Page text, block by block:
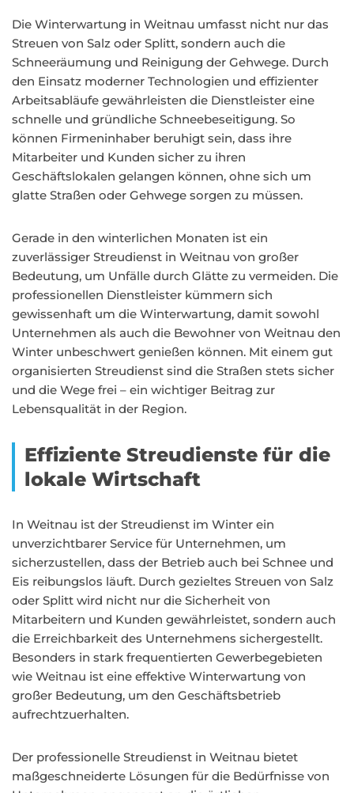
Die Winterwartung in Weitnau umfasst nicht nur das
Streuen von Salz oder Splitt, sondern auch die
Schneeräumung und Reinigung der Gehwege. Durch
den Einsatz moderner Technologien und effizienter
Arbeitsabläufe gewährleisten die Dienstleister eine
schnelle und gründliche Schneebeseitigung. So
können Firmeninhaber beruhigt sein, dass ihre
Mitarbeiter und Kunden sicher zu ihren
Geschäftslokalen gelangen können, ohne sich um
glatte Straßen oder Gehwege sorgen zu müssen.
Gerade in den winterlichen Monaten ist ein
zuverlässiger Streudienst in Weitnau von großer
Bedeutung, um Unfälle durch Glätte zu vermeiden. Die
professionellen Dienstleister kümmern sich
gewissenhaft um die Winterwartung, damit sowohl
Unternehmen als auch die Bewohner von Weitnau den
Winter unbeschwert genießen können. Mit einem gut
organisierten Streudienst sind die Straßen stets sicher
und die Wege frei – ein wichtiger Beitrag zur
Lebensqualität in der Region.
Effiziente Streudienste für die
lokale Wirtschaft
In Weitnau ist der Streudienst im Winter ein
unverzichtbarer Service für Unternehmen, um
sicherzustellen, dass der Betrieb auch bei Schnee und
Eis reibungslos läuft. Durch gezieltes Streuen von Salz
oder Splitt wird nicht nur die Sicherheit von
Mitarbeitern und Kunden gewährleistet, sondern auch
die Erreichbarkeit des Unternehmens sichergestellt.
Besonders in stark frequentierten Gewerbegebieten
wie Weitnau ist eine effektive Winterwartung von
großer Bedeutung, um den Geschäftsbetrieb
aufrechtzuerhalten.
Der professionelle Streudienst in Weitnau bietet
maßgeschneiderte Lösungen für die Bedürfnisse von